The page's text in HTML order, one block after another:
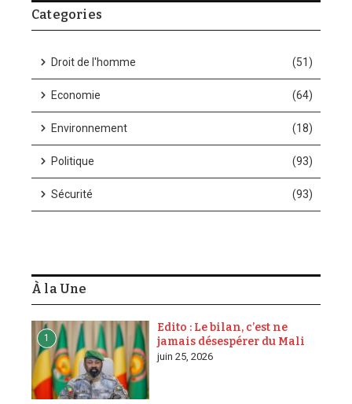
Categories
Droit de l'homme (51)
Economie (64)
Environnement (18)
Politique (93)
Sécurité (93)
À la Une
1
Edito : Le bilan, c’est ne
jamais désespérer du Mali
juin 25, 2026